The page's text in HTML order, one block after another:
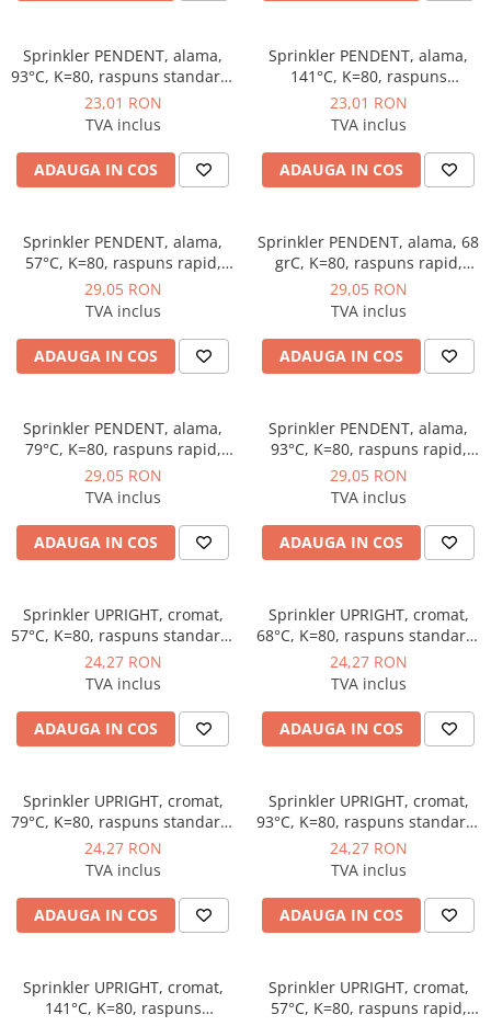
Fitinguri gaz
Vane de gaz si robineti
Izolatii tehnice
Izolatii pentru sisteme solare
Izolatii pentru tevi si conducte
Polistiren expandat
Vata minerala bazaltica
Automatizari si elemente de
Automatizari panouri solare
Grupuri de circulatie
Manometre, presostate si
Regulatoare electronice
Servoregulatoare
Termostate pentru ventilo-
convectori
Ventile termice de amestec
Traductoare
tensiune
Ventile liniare
Ventile electromagnetice
Automatizare centrala termica
Termostate aplicatii industriale
industriale
Sprinkler PENDENT, alama,
93°C, K=80, raspuns standard,
verde, Rapidrop
23,01 RON
TVA inclus
ADAUGA IN COS
Sprinkler PENDENT, alama,
141°C, K=80, raspuns
standard, albastru, Rapidrop
23,01 RON
TVA inclus
ADAUGA IN COS
Sprinkler PENDENT, alama,
57°C, K=80, raspuns rapid,
portocaliu, Rapidrop
29,05 RON
TVA inclus
ADAUGA IN COS
Sprinkler PENDENT, alama, 68
grC, K=80, raspuns rapid,
rosu, Rapidrop
29,05 RON
TVA inclus
ADAUGA IN COS
Sprinkler PENDENT, alama,
79°C, K=80, raspuns rapid,
galben, Rapidrop
29,05 RON
TVA inclus
ADAUGA IN COS
Sprinkler PENDENT, alama,
93°C, K=80, raspuns rapid,
verde, Rapidrop
29,05 RON
TVA inclus
ADAUGA IN COS
Sprinkler UPRIGHT, cromat,
57°C, K=80, raspuns standard,
portocaliu, Rapidrop
24,27 RON
TVA inclus
ADAUGA IN COS
Sprinkler UPRIGHT, cromat,
68°C, K=80, raspuns standard,
rosu, Rapidrop
24,27 RON
TVA inclus
ADAUGA IN COS
Sprinkler UPRIGHT, cromat,
79°C, K=80, raspuns standard,
galben, Rapidrop
24,27 RON
TVA inclus
ADAUGA IN COS
Sprinkler UPRIGHT, cromat,
93°C, K=80, raspuns standard,
verde, Rapidrop
24,27 RON
TVA inclus
ADAUGA IN COS
Sprinkler UPRIGHT, cromat,
141°C, K=80, raspuns
Sprinkler UPRIGHT, cromat,
57°C, K=80, raspuns rapid,